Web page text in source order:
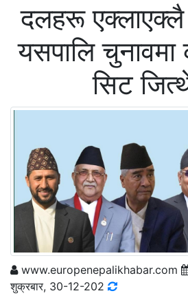
दलहरू
यसपालि
सिट
www.europenepalikhabar.com
शुक्रबार, 30-12-202